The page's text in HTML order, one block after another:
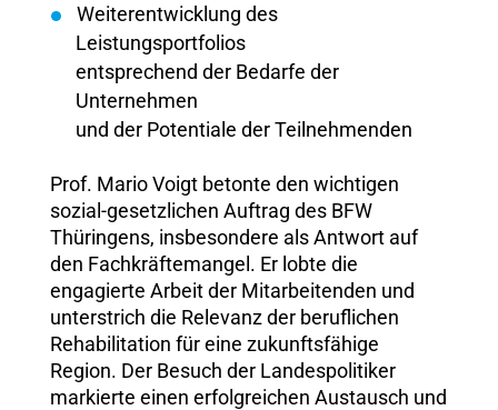
Weiterentwicklung des
Leistungsportfolios
entsprechend der Bedarfe der
Unternehmen
und der Potentiale der Teilnehmenden
Prof. Mario Voigt betonte den wichtigen
sozial-gesetzlichen Auftrag des BFW
Thüringens, insbesondere als Antwort auf
den Fachkräftemangel. Er lobte die
engagierte Arbeit der Mitarbeitenden und
unterstrich die Relevanz der beruflichen
Rehabilitation für eine zukunftsfähige
Region. Der Besuch der Landespolitiker
markierte einen erfolgreichen Austausch und